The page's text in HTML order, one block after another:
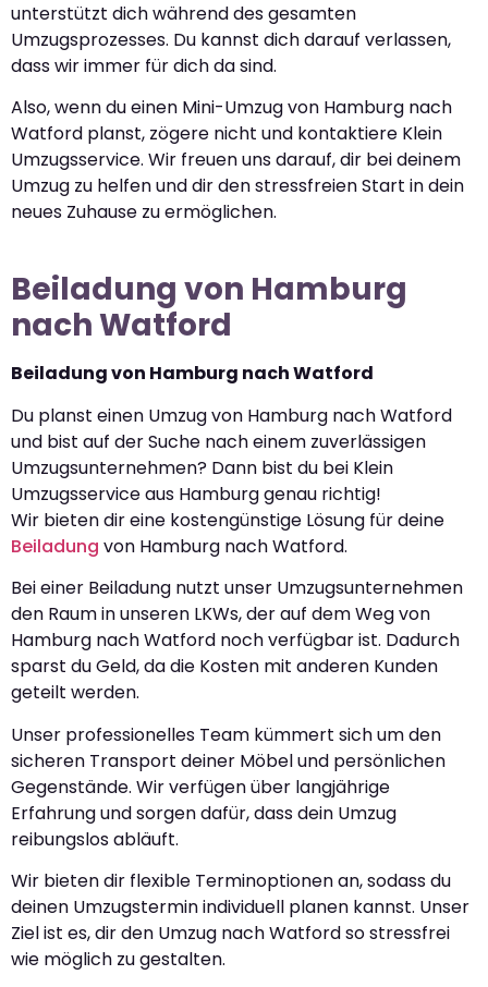
unterstützt dich während des gesamten
Umzugsprozesses. Du kannst dich darauf verlassen,
dass wir immer für dich da sind.
Also, wenn du einen Mini-Umzug von Hamburg nach
Watford planst, zögere nicht und kontaktiere Klein
Umzugsservice. Wir freuen uns darauf, dir bei deinem
Umzug zu helfen und dir den stressfreien Start in dein
neues Zuhause zu ermöglichen.
Beiladung von Hamburg
nach Watford
Beiladung von Hamburg nach Watford
Du planst einen Umzug von Hamburg nach Watford
und bist auf der Suche nach einem zuverlässigen
Umzugsunternehmen? Dann bist du bei Klein
Umzugsservice aus Hamburg genau richtig!
Wir bieten dir eine kostengünstige Lösung für deine
Beiladung von Hamburg nach Watford.
Bei einer Beiladung nutzt unser Umzugsunternehmen
den Raum in unseren LKWs, der auf dem Weg von
Hamburg nach Watford noch verfügbar ist. Dadurch
sparst du Geld, da die Kosten mit anderen Kunden
geteilt werden.
Unser professionelles Team kümmert sich um den
sicheren Transport deiner Möbel und persönlichen
Gegenstände. Wir verfügen über langjährige
Erfahrung und sorgen dafür, dass dein Umzug
reibungslos abläuft.
Wir bieten dir flexible Terminoptionen an, sodass du
deinen Umzugstermin individuell planen kannst. Unser
Ziel ist es, dir den Umzug nach Watford so stressfrei
wie möglich zu gestalten.